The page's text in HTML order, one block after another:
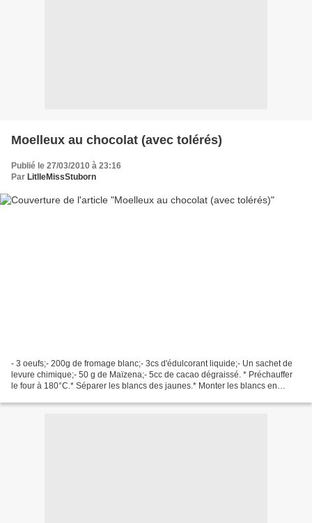
Moelleux au chocolat (avec tolérés)
Publié le 27/03/2010 à 23:16
Par LitlleMissStuborn
- 3 oeufs;- 200g de fromage blanc;- 3cs d'édulcorant liquide;- Un sachet de
levure chimique;- 50 g de Maïzena;- 5cc de cacao dégraissé. * Préchauffer
le four à 180°C.* Séparer les blancs des jaunes.* Monter les blancs en